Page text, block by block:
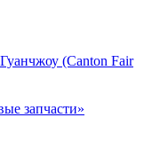
(Canton Fair
запчасти»